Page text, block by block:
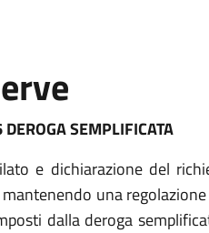
SEMPLIFICATA
e dichiarazione del
una
dalla deroga